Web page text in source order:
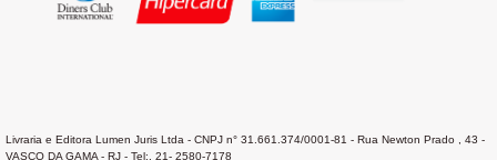
Livraria e Editora Lumen Juris Ltda - CNPJ n° 31.661.374/0001-81 - Rua Newton Prado , 43 -
VASCO DA GAMA - RJ - Tel:. 21- 2580-7178